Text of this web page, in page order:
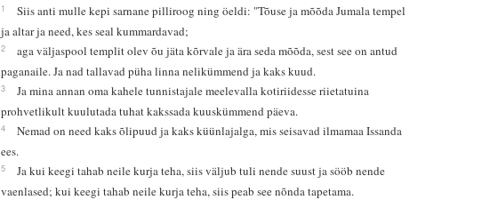
1
Siis anti mulle kepi sarnane pilliroog ning öeldi: "Tõuse ja mõõda Jumala tempel
ja altar ja need, kes seal kummardavad;
2
aga väljaspool templit olev õu jäta kõrvale ja ära seda mõõda, sest see on antud
paganaile. Ja nad tallavad püha linna nelikümmend ja kaks kuud.
3
Ja mina annan oma kahele tunnistajale meelevalla kotiriidesse riietatuina
prohvetlikult kuulutada tuhat kakssada kuuskümmend päeva.
4
Nemad on need kaks õlipuud ja kaks küünlajalga, mis seisavad ilmamaa Issanda
ees.
5
Ja kui keegi tahab neile kurja teha, siis väljub tuli nende suust ja sööb nende
vaenlased; kui keegi tahab neile kurja teha, siis peab see nõnda tapetama.